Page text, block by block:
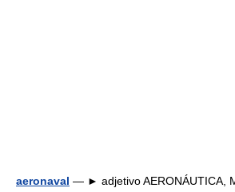
aeronaval — ► adjetivo AERONÁUTICA,